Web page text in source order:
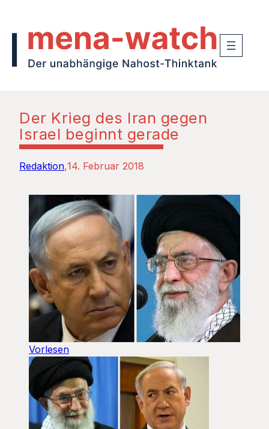
Der Krieg des Iran gegen
Israel beginnt gerade
Redaktion 14. Februar 2018
Vorlesen